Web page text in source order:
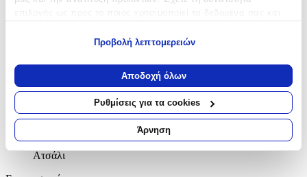
Να συλλέξουμε πληροφορίες σχετικά με τη γεωγραφική
σας τοποθεσία, οι οποίες μπορεί να είναι ακριβείς σε
απόσταση μερικών μέτρων
Να αναγνωρίσουμε τη συσκευή σας σαρώνοντας ενεργά
για συγκεκριμένα χαρακτηριστικά (δακτυλικό αποτύπωμα)
Μάθετε περισσότερα σχετικά με τον τρόπο επεξεργασίας των
προσωπικών σας δεδομένων και καθορίστε τις προτιμήσεις σας
Προβολή λεπτομερειών
Αποδοχή όλων
Ρυθμίσεις για τα cookies
Άρνηση
Χρώμα Υλικού:
Ατσάλι